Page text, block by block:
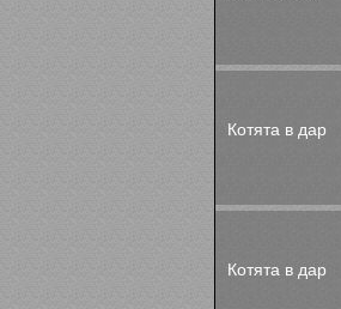
Котята в дар
Котята в дар